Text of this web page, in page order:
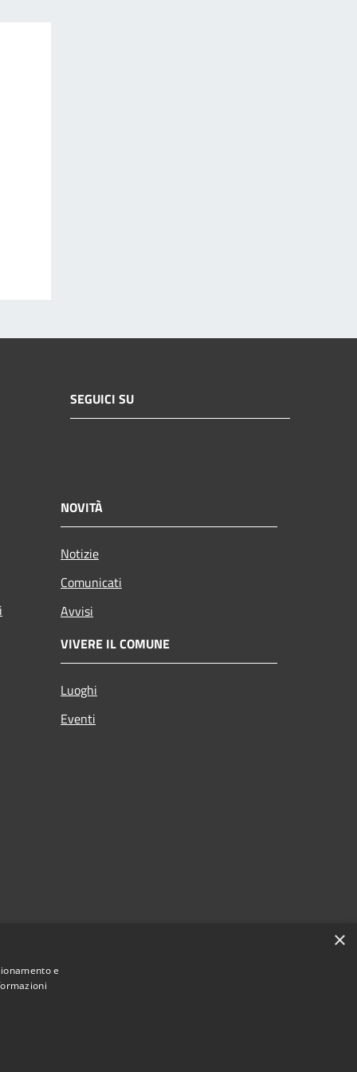
SEGUICI SU
NOVITÀ
Notizie
Comunicati
Avvisi
VIVERE IL COMUNE
Luoghi
Eventi
×
e